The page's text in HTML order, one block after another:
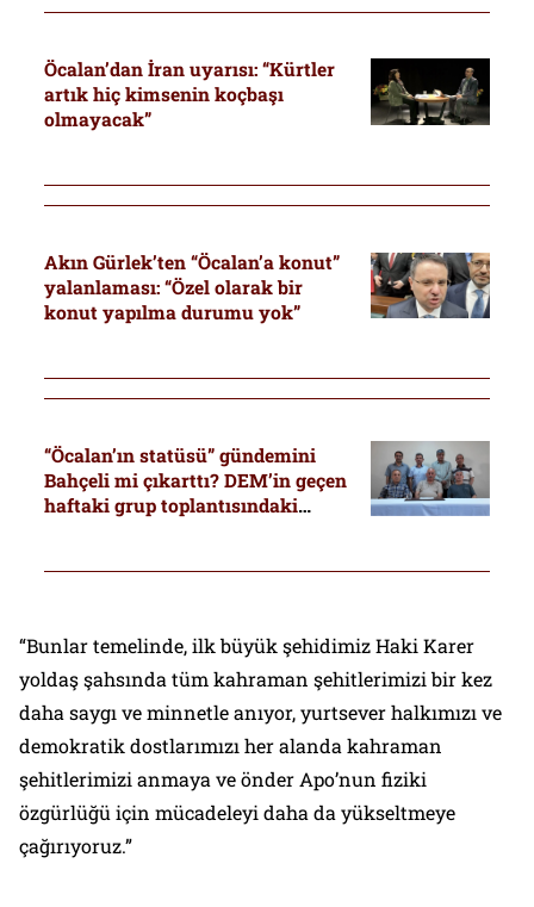
Öcalan’dan İran uyarısı: “Kürtler
artık hiç kimsenin koçbaşı
olmayacak”
Akın Gürlek’ten “Öcalan’a konut”
yalanlaması: “Özel olarak bir
konut yapılma durumu yok”
“Öcalan’ın statüsü” gündemini
Bahçeli mi çıkarttı? DEM’in geçen
haftaki grup toplantısındaki
“Bunlar temelinde, ilk büyük şehidimiz Haki Karer
yoldaş şahsında tüm kahraman şehitlerimizi bir kez
daha saygı ve minnetle anıyor, yurtsever halkımızı ve
demokratik dostlarımızı her alanda kahraman
şehitlerimizi anmaya ve önder Apo’nun fiziki
özgürlüğü için mücadeleyi daha da yükseltmeye
çağırıyoruz.”